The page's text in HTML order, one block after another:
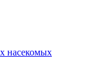
насекомых